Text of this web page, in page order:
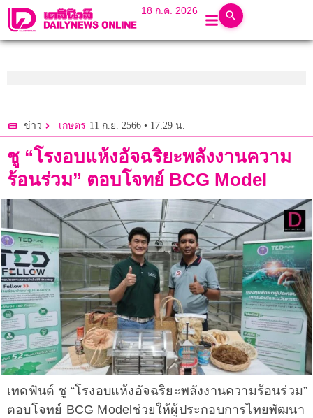
18 ก.ค. 2026
ข่าว เกษตร 11 ก.ย. 2566 • 17:29 น.
ชู “โรงอบแห้งอัจฉริยะพลังงานความ
ร้อนร่วม” ตอบโจทย์ BCG Model
เทดฟันด์ ชู “โรงอบแห้งอัจฉริยะพลังงานความร้อนร่วม”
ตอบโจทย์ BCG Modelช่วยให้ผู้ประกอบการไทยพัฒนา